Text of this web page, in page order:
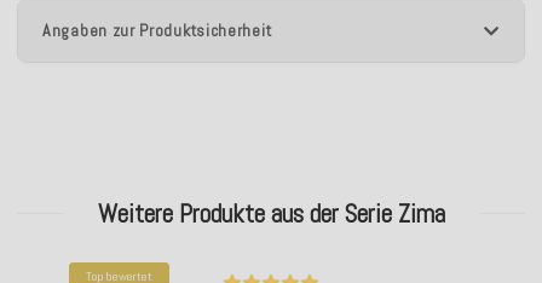
Angaben zur Produktsicherheit
Weitere Produkte aus der Serie Zima
Top bewertet